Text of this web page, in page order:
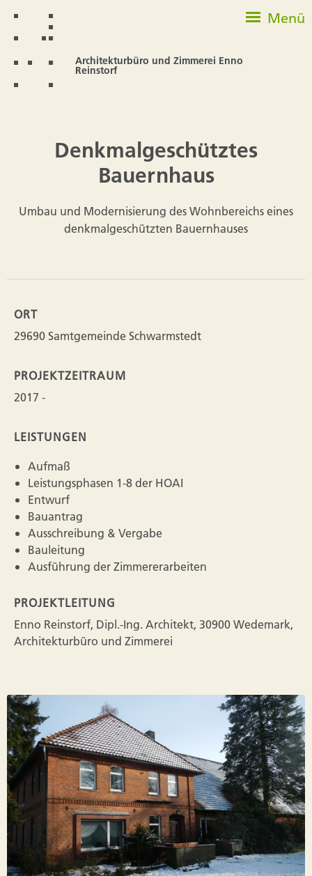
Architekturbüro und Zimmerei Enno
Reinstorf
Menü
Denkmalgeschütztes
Bauernhaus
Umbau und Modernisierung des Wohnbereichs eines
denkmalgeschützten Bauernhauses
ORT
29690 Samtgemeinde Schwarmstedt
PROJEKTZEITRAUM
2017 -
LEISTUNGEN
Aufmaß
Leistungsphasen 1-8 der HOAI
Entwurf
Bauantrag
Ausschreibung & Vergabe
Bauleitung
Ausführung der Zimmererarbeiten
PROJEKTLEITUNG
Enno Reinstorf, Dipl.-Ing. Architekt, 30900 Wedemark,
Architekturbüro und Zimmerei